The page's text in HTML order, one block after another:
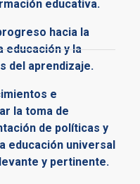
educativa.
hacia la
educación y la
del aprendizaje.
e
la toma de
de políticas y
educación universal
y pertinente.